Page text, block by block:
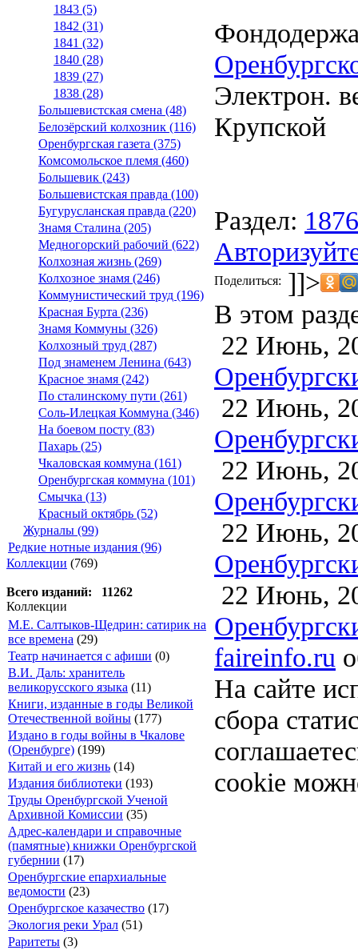
1843 (5)
1842 (31)
1841 (32)
1840 (28)
1839 (27)
1838 (28)
Большевистская смена (48)
Белозёрский колхозник (116)
Оренбургская газета (375)
Комсомольское племя (460)
Большевик (243)
Большевистская правда (100)
Бугурусланская правда (220)
Знамя Сталина (205)
Медногорский рабочий (622)
Колхозная жизнь (269)
Колхозное знамя (246)
Коммунистический труд (196)
Красная Бурта (236)
Знамя Коммуны (326)
Колхозный труд (287)
Под знаменем Ленина (643)
Красное знамя (242)
По сталинскому пути (261)
Соль-Илецкая Коммуна (346)
На боевом посту (83)
Пахарь (25)
Чкаловская коммуна (161)
Оренбургская коммуна (101)
Смычка (13)
Красный октябрь (52)
Журналы (99)
Редкие нотные издания (96)
Коллекции (769)
Всего изданий: 11262
Коллекции
М.Е. Салтыков-Щедрин: сатирик на
все времена (29)
Театр начинается с афиши (0)
В.И. Даль: хранитель
великорусского языка (11)
Книги, изданные в годы Великой
Отечественной войны (177)
Издано в годы войны в Чкалове
(Оренбурге) (199)
Китай и его жизнь (14)
Издания библиотеки (193)
Труды Оренбургской Ученой
Архивной Комиссии (35)
Адрес-календари и справочные
(памятные) книжки Оренбургской
губернии (17)
Оренбургские епархиальные
ведомости (23)
Оренбургское казачество (17)
Экология реки Урал (51)
Раритеты (3)
Электрон.
Крупской
Раздел: 1876
Поделиться: ]]>
В этом
22 Июнь,
22 Июнь,
22 Июнь,
22 Июнь,
22 Июнь,
faireinfo.ru
На сайте
сбора
cookie